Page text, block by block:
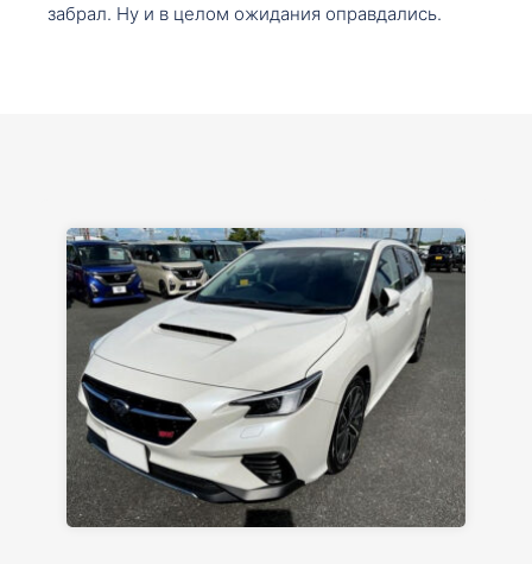
забрал. Ну и в целом ожидания оправдались.